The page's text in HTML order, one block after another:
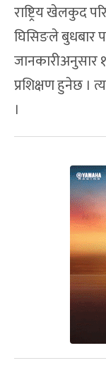
राष्ट्रिय खेलकुद
घिसिङले बुधबार
प्रशिक्षण हुनेछ ।
।